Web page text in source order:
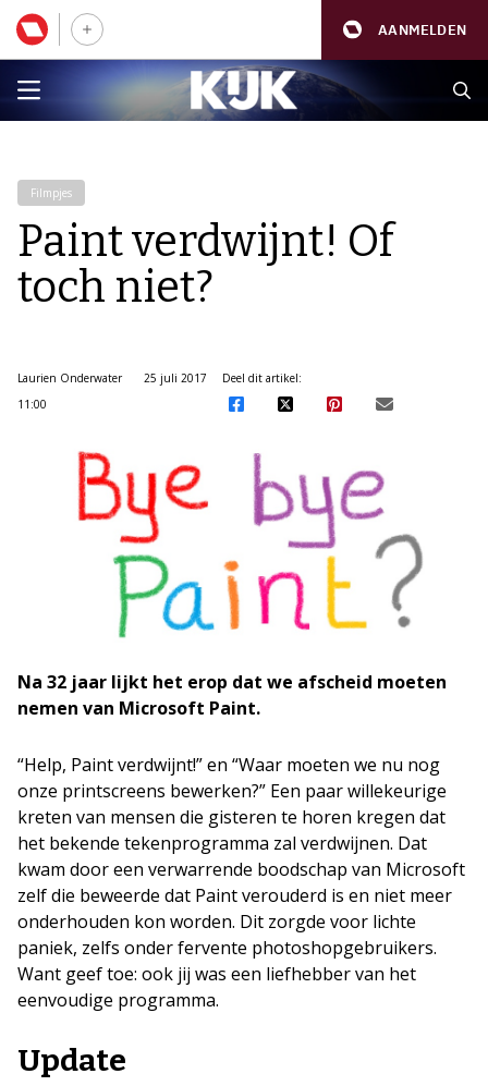
AANMELDEN
Filmpjes
Paint verdwijnt! Of
toch niet?
Laurien Onderwater
25 juli 2017
11:00
Deel dit artikel:
Na 32 jaar lijkt het erop dat we afscheid moeten
nemen van Microsoft Paint.
“Help, Paint verdwijnt!” en “Waar moeten we nu nog
onze printscreens bewerken?” Een paar willekeurige
kreten van mensen die gisteren te horen kregen dat
het bekende tekenprogramma zal verdwijnen. Dat
kwam door een verwarrende boodschap van Microsoft
zelf die beweerde dat Paint verouderd is en niet meer
onderhouden kon worden. Dit zorgde voor lichte
paniek, zelfs onder fervente photoshopgebruikers.
Want geef toe: ook jij was een liefhebber van het
eenvoudige programma.
Update